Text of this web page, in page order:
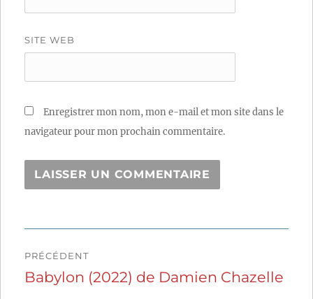
SITE WEB
Enregistrer mon nom, mon e-mail et mon site dans le
navigateur pour mon prochain commentaire.
de
PRÉCÉDENT
Publication
Babylon (2022) de Damien Chazelle